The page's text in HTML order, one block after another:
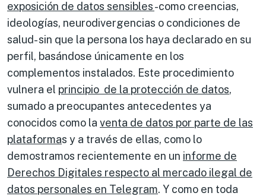
exposición de datos sensibles-como creencias,
ideologías, neurodivergencias o condiciones de
salud- sin que la persona los haya declarado en su
perfil, basándose únicamente en los
complementos instalados. Este procedimiento
vulnera el principio de la protección de datos,
sumado a preocupantes antecedentes ya
conocidos como la venta de datos por parte de las
plataformas y a través de ellas, como lo
demostramos recientemente en un informe de
Derechos Digitales respecto al mercado ilegal de
datos personales en Telegram. Y como en toda